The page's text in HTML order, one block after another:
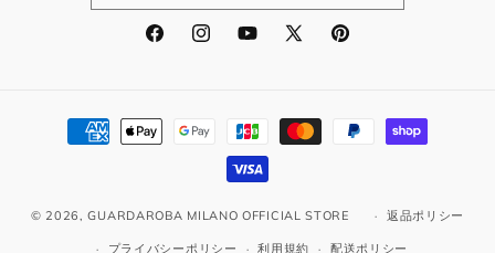
FacebookInstagramYouTube
X
Pinterest
法
© 2026,GUARDAROBA MILANO OFFICIAL STORE 返品ポリシー
プライバシーポリシー 利用規約 配送ポリシー